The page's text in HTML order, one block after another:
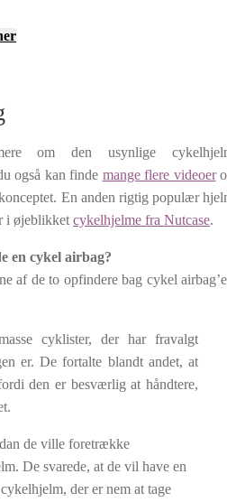
om den usynlige
også kan finde mange flere videoer
En anden rigtig populær
i øjeblikket cykelhjelme fra Nutcase.
en cykel airbag?
af de to opfindere bag cykel
cyklister, der har fravalgt
er. De fortalte blandt andet, at
den er besværlig at håndtere,
de ville foretrække
De svarede, at de vil have en
der er nem at tage